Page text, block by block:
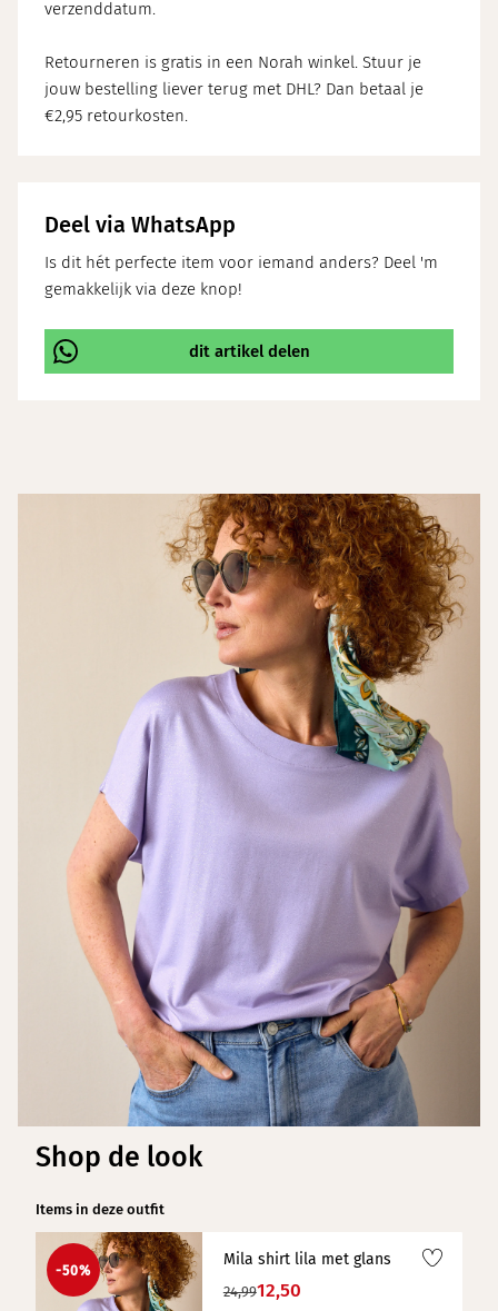
verzenddatum.
Retourneren is gratis in een Norah winkel. Stuur je
jouw bestelling liever terug met DHL? Dan betaal je
€2,95 retourkosten.
Deel via WhatsApp
Is dit hét perfecte item voor iemand anders? Deel 'm
gemakkelijk via deze knop!
dit artikel delen
Shop de look
Items in deze outfit
-50%
Mila shirt lila met glans
24,9912,50